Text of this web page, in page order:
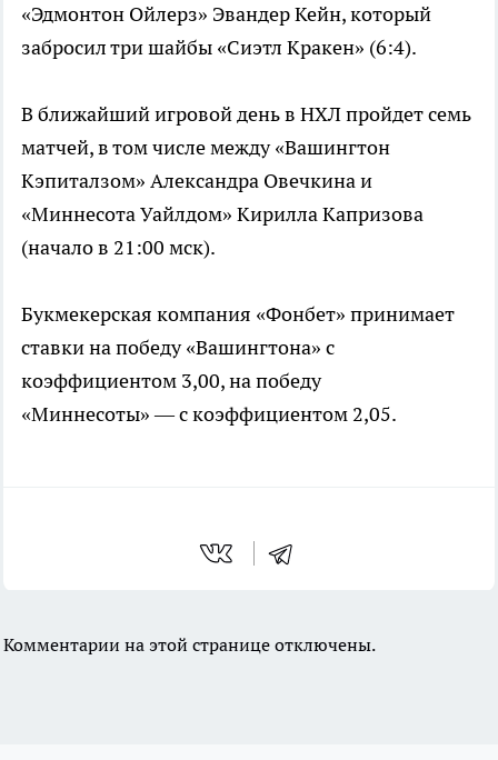
«Эдмонтон Ойлерз» Эвандер Кейн, который
забросил три шайбы «Сиэтл Кракен» (6:4).
В ближайший игровой день в НХЛ пройдет семь
матчей, в том числе между «Вашингтон
Кэпиталзом» Александра Овечкина и
«Миннесота Уайлдом» Кирилла Капризова
(начало в 21:00 мск).
Букмекерская компания «Фонбет» принимает
ставки на победу «Вашингтона» с
коэффициентом 3,00, на победу
«Миннесоты» — с коэффициентом 2,05.
Комментарии на этой странице отключены.